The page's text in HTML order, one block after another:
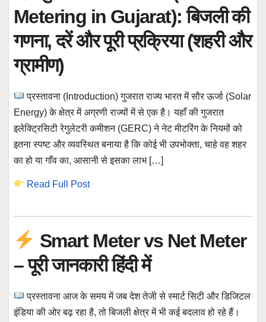
Metering in Gujarat): बिजली की
गणना, दरें और पूरी प्रक्रिया (शहरी और
ग्रामीण)
प्रस्तावना (Introduction) गुजरात राज्य भारत में सौर ऊर्जा (Solar
Energy) के क्षेत्र में अग्रणी राज्यों में से एक है। यहाँ की गुजरात
इलेक्ट्रिसिटी रेगुलेटरी कमीशन (GERC) ने नेट मीटरिंग के नियमों को
इतना स्पष्ट और व्यवस्थित बनाया है कि कोई भी उपभोक्ता, चाहे वह शहर
का हो या गाँव का, आसानी से इसका लाभ […]
Read Full Post
Smart Meter vs Net Meter
– पूरी जानकारी हिंदी में
प्रस्तावना आज के समय में जब देश तेजी से स्मार्ट सिटी और डिजिटल
इंडिया की ओर बढ़ रहा है, तो बिजली क्षेत्र में भी कई बदलाव हो रहे हैं।